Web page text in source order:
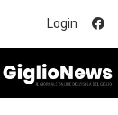
Login